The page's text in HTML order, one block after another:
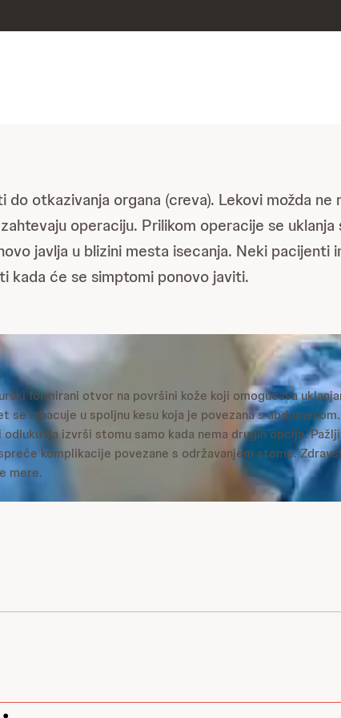
otkazivanja organa (creva). Lekovi možda
operaciju. Prilikom operacije se
javlja u blizini mesta isecanja. Neki
kada će se simptomi ponovo javiti.
formirani otvor na površini kože koji omogućava
se izbacuje u spoljnu kesu koja je povezana s
odluku da izvrši stomu samo kada nema drugih opcija.
komplikacije povezane s održavanjem stome.
mere.